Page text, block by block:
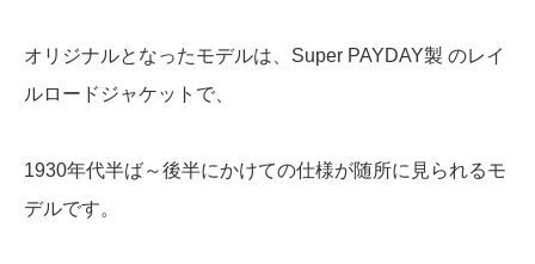
オリジナルとなったモデルは、Super PAYDAY製 のレイ
ルロードジャケットで、
1930年代半ば～後半にかけての仕様が随所に見られるモ
デルです。